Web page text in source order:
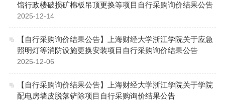
馆行政楼破损矿棉板吊顶更换等项目自行采购询价结果公告
2025-12-14
【自行采购询价结果公告】上海财经大学浙江学院关于应急
照明灯等消防设施更换安装项目自行采购询价结果公告
2025-12-06
【自行采购询价结果公告】上海财经大学浙江学院关于学院
配电房墙皮脱落铲除项目自行采购询价结果公告